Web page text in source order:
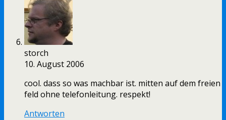
storch
10. August 2006
cool. dass so was machbar ist. mitten auf dem freien
feld ohne telefonleitung. respekt!
Antworten